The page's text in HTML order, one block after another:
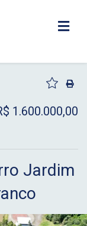
1.600.000,00
Jardim